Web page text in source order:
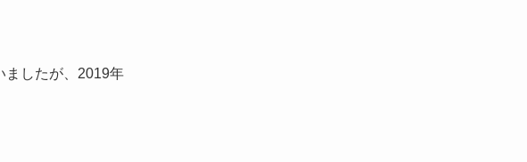
ましたが、2019年